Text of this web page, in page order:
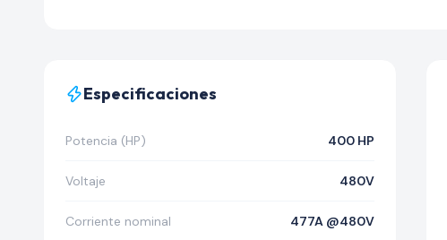
Especificaciones
Potencia (HP) 400 HP
Voltaje 480V
Corriente nominal 477A @480V